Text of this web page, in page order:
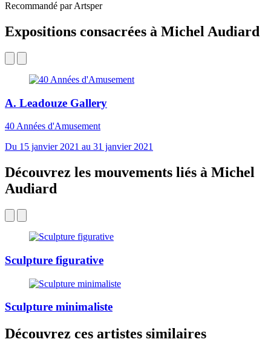
Recommandé par Artsper
Expositions consacrées à Michel Audiard
A. Leadouze Gallery
40 Années d'Amusement
Du 15 janvier 2021 au 31 janvier 2021
Découvrez les mouvements liés à Michel
Audiard
Sculpture figurative
Sculpture minimaliste
Découvrez ces artistes similaires